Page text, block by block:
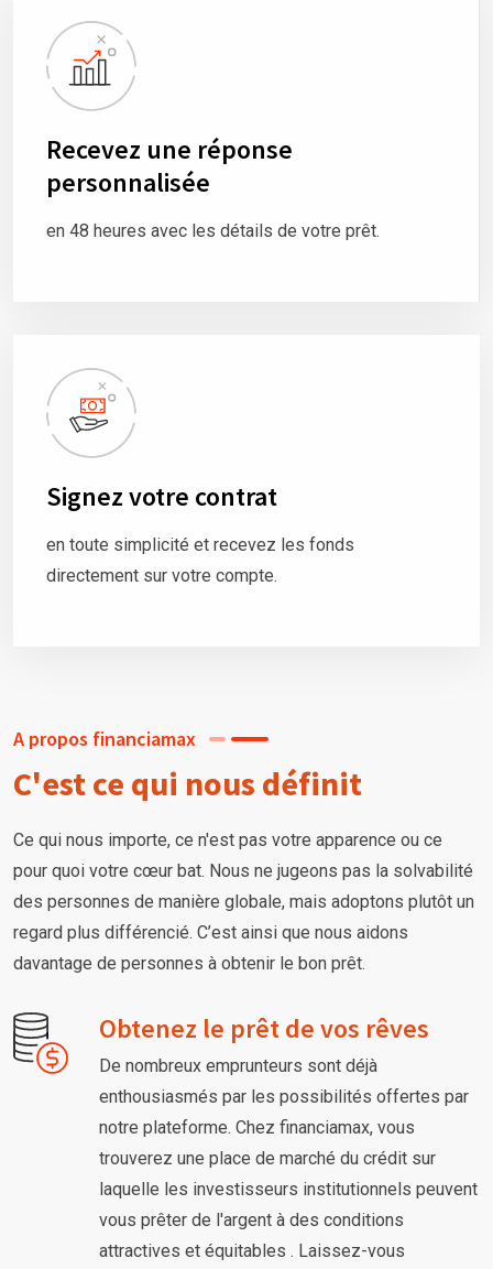
Recevez une réponse
personnalisée
en 48 heures avec les détails de votre prêt.
Signez votre contrat
en toute simplicité et recevez les fonds
directement sur votre compte.
A propos financiamax
C'est ce qui nous définit
Ce qui nous importe, ce n'est pas votre apparence ou ce
pour quoi votre cœur bat. Nous ne jugeons pas la solvabilité
des personnes de manière globale, mais adoptons plutôt un
regard plus différencié. C’est ainsi que nous aidons
davantage de personnes à obtenir le bon prêt.
Obtenez le prêt de vos rêves
De nombreux emprunteurs sont déjà
enthousiasmés par les possibilités offertes par
notre plateforme. Chez financiamax, vous
trouverez une place de marché du crédit sur
laquelle les investisseurs institutionnels peuvent
vous prêter de l'argent à des conditions
attractives et équitables . Laissez-vous